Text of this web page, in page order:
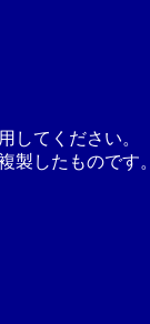
してください。
製したものです。